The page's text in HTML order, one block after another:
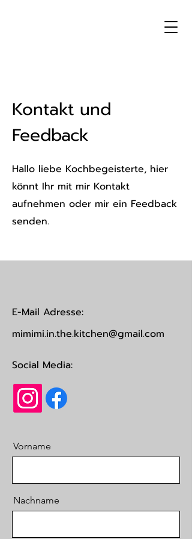
Kontakt und
Feedback
Hallo liebe Kochbegeisterte, hier
könnt Ihr mit mir Kontakt
aufnehmen oder mir ein Feedback
senden.
E-Mail Adresse:
mimimi.in.the.kitchen@gmail.com
Social Media:
Vorname
Nachname